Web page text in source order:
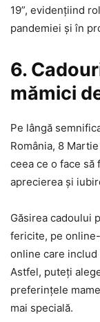
19”, evidențiind
pandemiei și în
6.
mămici
Pe lângă
România, 8
ceea ce o face să
aprecierea și
Găsirea cadoului
fericite, pe
online care
Astfel, puteți
preferințele
mai specială.